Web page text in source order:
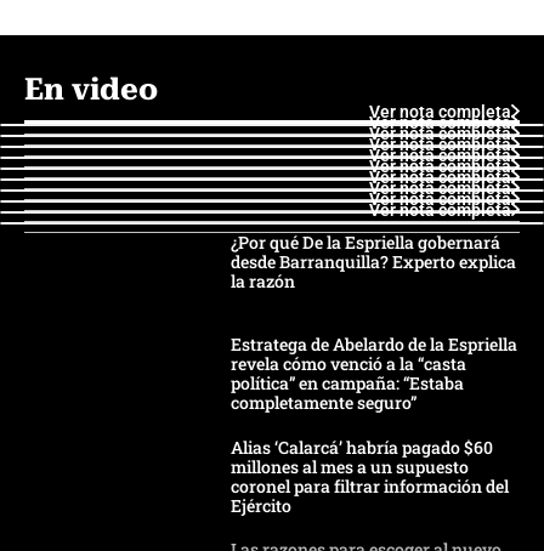
En video
Ver nota completa
Ver nota completa
Ver nota completa
Ver nota completa
Ver nota completa
Ver nota completa
Ver nota completa
Ver nota completa
Ver nota completa
Ver nota completa
¿Por qué De la Espriella gobernará
desde Barranquilla? Experto explica
la razón
Estratega de Abelardo de la Espriella
revela cómo venció a la “casta
política” en campaña: “Estaba
completamente seguro”
Alias ‘Calarcá’ habría pagado $60
millones al mes a un supuesto
coronel para filtrar información del
Ejército